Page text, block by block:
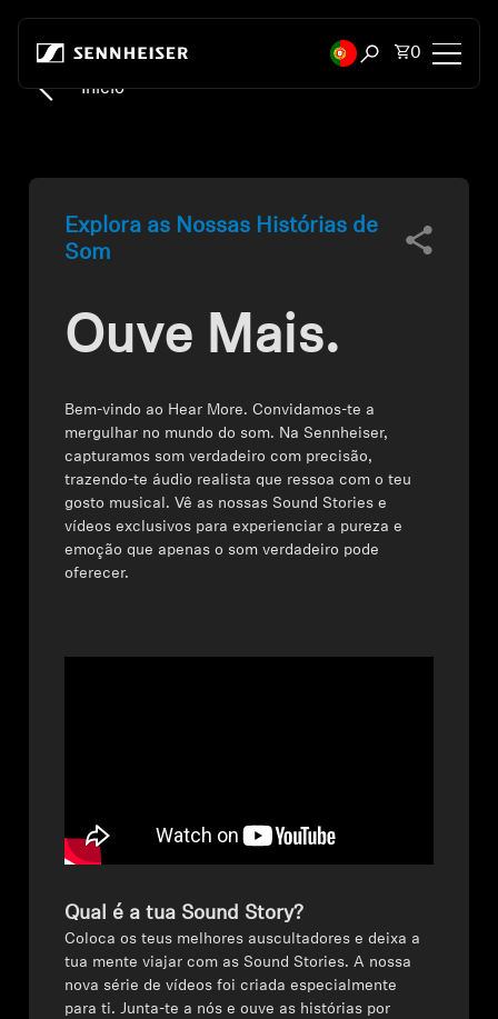
Abrir modal de
Total de
0
Auscultadores por estilo
Dongles Bluetooth
Auscultadores em Destaque
Peças e Acessórios para Auscultadores
Peças e Acessórios Originais para Audição
Barras de som
AMBEO Soundbars e Subs
Início
Explora as Nossas Histórias de
Som
Ouve Mais.
Bem-vindo ao Hear More. Convidamos-te a
mergulhar no mundo do som. Na Sennheiser,
capturamos som verdadeiro com precisão,
trazendo-te áudio realista que ressoa com o teu
gosto musical. Vê as nossas Sound Stories e
vídeos exclusivos para experienciar a pureza e
emoção que apenas o som verdadeiro pode
oferecer.
Qual é a tua Sound Story?
Coloca os teus melhores auscultadores e deixa a
tua mente viajar com as Sound Stories. A nossa
nova série de vídeos foi criada especialmente
para ti. Junta-te a nós e ouve as histórias por